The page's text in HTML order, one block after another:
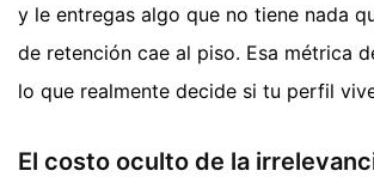
y le entregas algo que no tiene nada
de retención cae al piso. Esa métrica
lo que realmente decide si tu perfil
El costo oculto de la